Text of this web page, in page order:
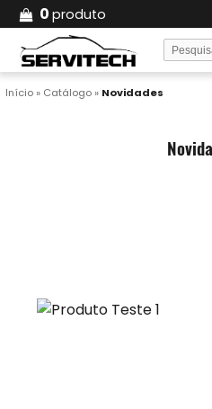
0produto
Início» Catálogo» Novidades